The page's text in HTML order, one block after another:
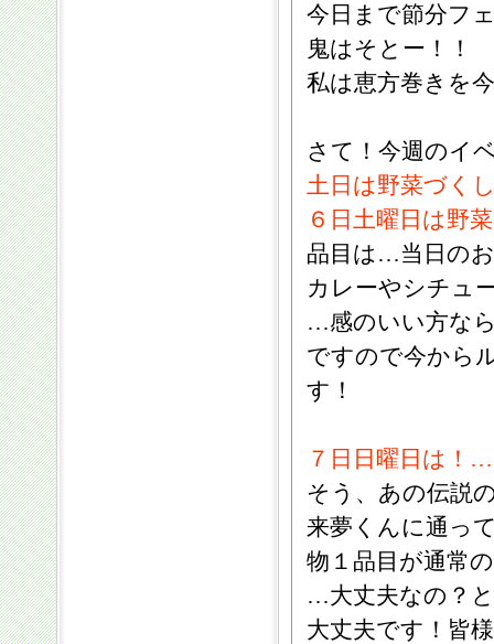
今日まで節分フ
鬼はそとー！！
私は恵方巻きを
さて！今週のイ
土日は野菜づく
６日土曜日は野
品目は…当日の
カレーやシチュ
…感のいい方な
ですので今から
す！
７日日曜日は
そう、あの伝
来夢くんに通っ
物１品目が通常
…大丈夫なの？
大丈夫です！皆